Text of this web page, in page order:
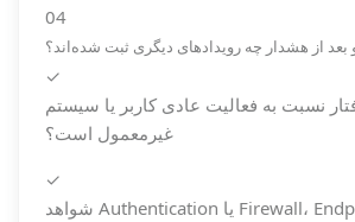
04
بعد از هشدار چه رویدادهای دیگری ثبت شده‌اند؟
✓
نسبت به فعالیت عادی کاربر یا سیستم
غیرمعمول است؟
✓
آیا در Firewall، Endpoint، DNS یا Authentication شواهد